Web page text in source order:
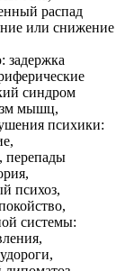
распад
или снижение
задержка
синдром
мышц,
психики:
перепады
психоз,
системы: